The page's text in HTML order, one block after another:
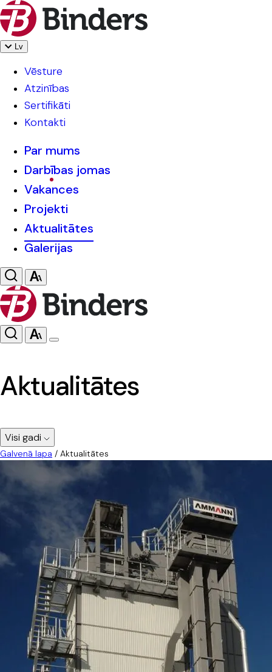
Lv
Vēsture
Atzinības
Sertifikāti
Kontakti
Par mums
Darbības jomas
Vakances
Projekti
Aktualitātes
Galerijas
Aktualitātes
Visi gadi
Galvenā lapa / Aktualitātes